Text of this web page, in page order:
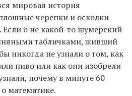
мировая история
черепки и осколки
б не какой-то шумерский
табличками, живший
никогда не узнали о том, как
пиво или как они изобрели
почему в минуте 60
математике.